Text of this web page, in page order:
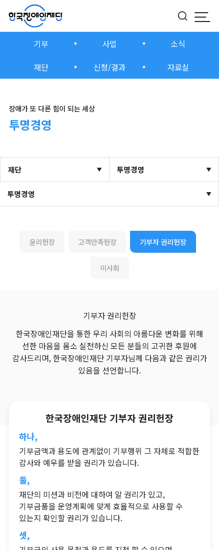
모
버튼
기부 사업
소식
재단
신청/결과 자료실
장애가 또 다른 힘이 되는 세상
투명경영
재단 투명경영
투명경영
윤리헌장 고객만족헌장 기부자 권리헌장
이사회
기부자 권리헌장
한국장애인재단을 통한 우리 사회의 아름다운 변화를 위해
선한 마음을 몸소 실천하신 모든 분들의 고귀한 후원에
감사드리며, 한국장애인재단 기부자님께 다음과 같은 권리가
있음을 선언합니다.
한국장애인재단 기부자 권리헌장
하나,
기부금액과 용도에 관계없이 기부행위 그 자체로 적합한
감사와 예우를 받을 권리가 있습니다.
둘,
재단의 미션과 비전에 대하여 알 권리가 있고,
기부금품을 운영계획에 맞게 효율적으로 사용할 수
있는지 확인할 권리가 있습니다.
셋,